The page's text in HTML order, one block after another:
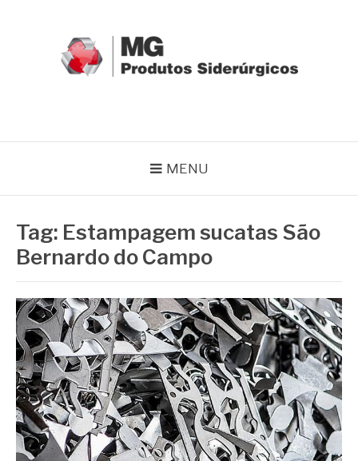
MENU
Tag: Estampagem sucatas São
Bernardo do Campo